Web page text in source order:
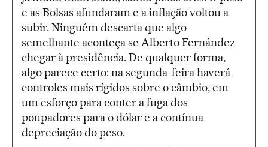
e as Bolsas afundaram e a inflação voltou a
subir. Ninguém descarta que algo
semelhante aconteça se Alberto Fernández
chegar à presidência. De qualquer forma,
algo parece certo: na segunda-feira haverá
controles mais rígidos sobre o câmbio, em
um esforço para conter a fuga dos
poupadores para o dólar e a contínua
depreciação do peso.